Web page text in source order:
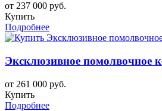
от 237 000 руб.
Купить
Подробнее
Эксклюзивное помолвочное
от 261 000 руб.
Купить
Подробнее